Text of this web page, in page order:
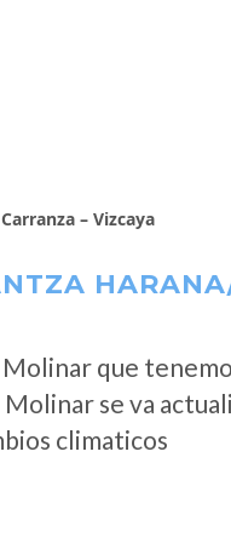
– Vizcaya
que
se va
climaticos